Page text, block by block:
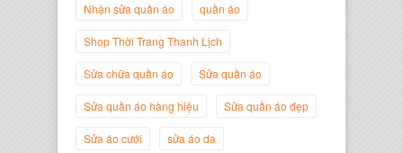
Nguyễn Minh Đức
Nguyễn
Nhận sửa quần áo quần áo
Shop Thời Trang Thanh Lịch
Sửa chữa quần áo Sửa quần áo
Sửa quần áo hàng hiệu Sửa quần áo đẹp
Sửa áo cưới sửa áo da